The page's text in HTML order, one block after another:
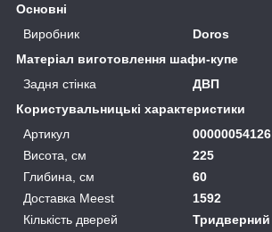
Основні
Виробник
Doros
Матеріал виготовлення шафи-купе
Задня стінка
ДВП
Користувальницькі характеристики
Артикул
00000054126
Висота, см
225
Глибина, см
60
Доставка Meest
1592
Кількість дверей
Тридверний